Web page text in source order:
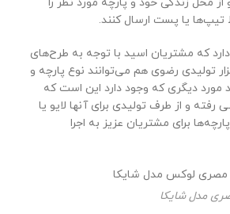
تیپ‌ها یا پست ارسال کنند.
که مشتریان اسید با توجه به طرح‌های
تولیدی رضوی هم می‌توانند نوع پارچه و
مورد دیگری که وجود دارد این است که
و از طرف تولیدی برای آنها لایو یا
برای مشتریان عزیز به اجرا
مدل شایکا